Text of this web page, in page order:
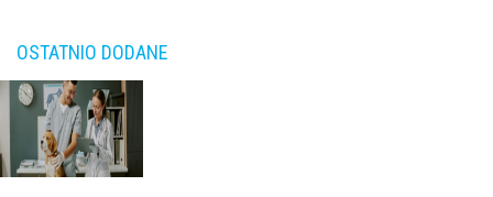
OSTATNIO DODANE